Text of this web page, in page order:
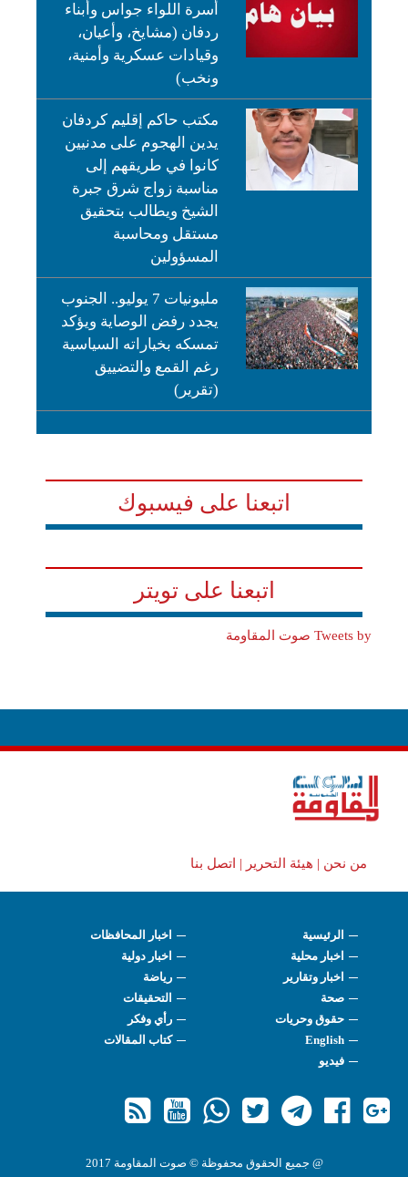
أسرة اللواء جواس وأبناء
ردفان (مشايخ، وأعيان،
وقيادات عسكرية وأمنية،
ونخب)
مكتب حاكم إقليم كردفان
يدين الهجوم على مدنيين
كانوا في طريقهم إلى
مناسبة زواج شرق جبرة
الشيخ ويطالب بتحقيق
مستقل ومحاسبة
المسؤولين
مليونيات 7 يوليو.. الجنوب
يجدد رفض الوصاية ويؤكد
تمسكه بخياراته السياسية
رغم القمع والتضييق
(تقرير)
اتبعنا على فيسبوك
اتبعنا على تويتر
Tweets by صوت المقاومة
من نحن | هيئة التحرير | اتصل بنا
الرئيسية
اخبار المحافظات
اخبار محلية
اخبار دولية
اخبار وتقارير
رياضة
صحة
التحقيقات
حقوق وحريات
رأي وفكر
English
كتاب المقالات
فيديو
@ جميع الحقوق محفوظة © صوت المقاومة 2017